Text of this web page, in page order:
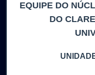
EQUIPE DO
DO